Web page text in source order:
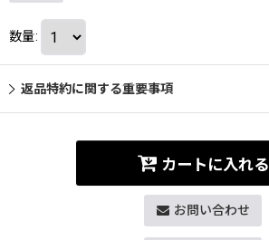
数量:
返品特約に関する重要事項
カートに入れる
お問い合わせ